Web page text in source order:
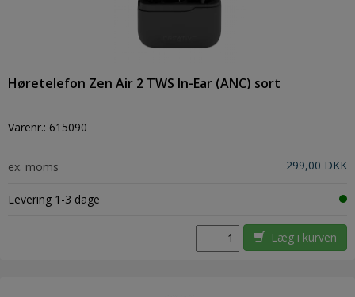
Høretelefon Zen Air 2 TWS In-Ear (ANC) sort
Varenr.: 615090
ex. moms 299,00 DKK
Levering 1-3 dage
Læg i kurven